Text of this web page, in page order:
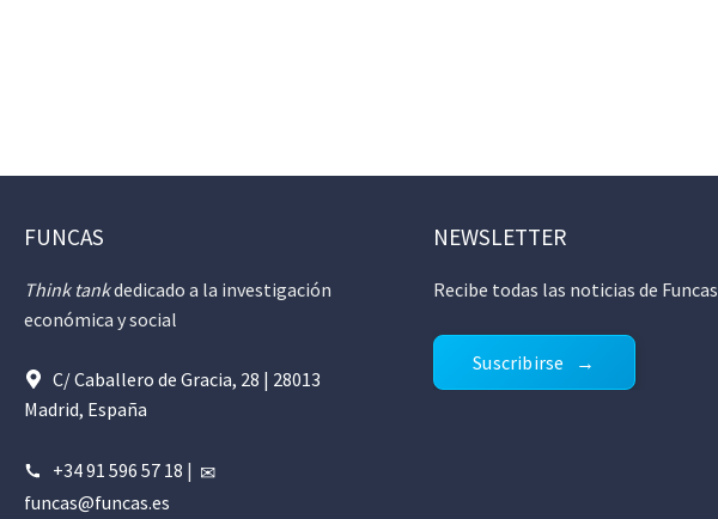
FUNCAS
Think tankdedicado a la investigación
económica y social
C/ Caballero de Gracia, 28 | 28013
Madrid, España
+34 91 596 57 18 |
funcas@funcas.es
NEWSLETTER
Recibe todas las noticias de Funcas
Suscribirse